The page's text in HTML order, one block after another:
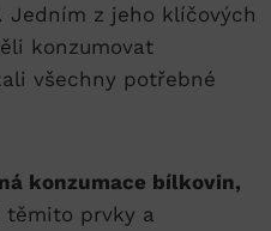
z jeho klíčových
konzumovat
všechny potřebné
konzumace bílkovin,
těmito prvky a